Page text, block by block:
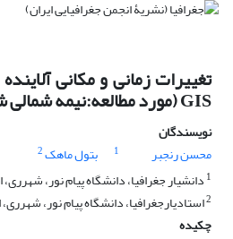
تغییرات زمانی و مکانی
GIS (مورد مطالعه:نیمه شمالی شهر تهران )
نویسندگان
محسن رنجبر
1 بتول ماهک2
1 دانشیار جغرافیا، دانشگاه پیام نور، شهرری،
2استادیارجغرافیا، دانشگاه پیام نور، شهرری،
چکیده